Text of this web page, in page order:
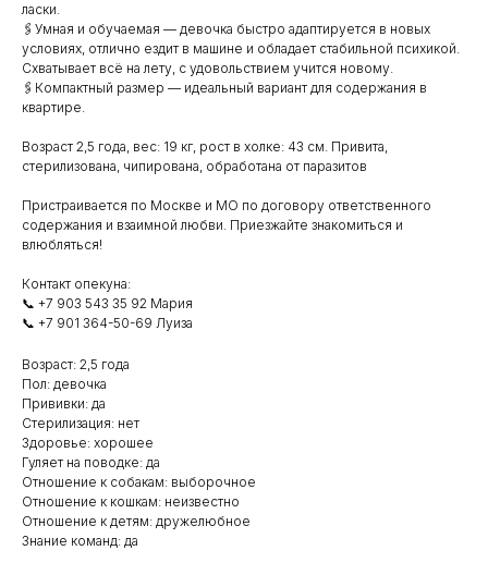
ласки.
🖇️Умная и обучаемая — девочка быстро адаптируется в новых
условиях, отлично ездит в машине и обладает стабильной психикой.
Схватывает всё на лету, с удовольствием учится новому.
🖇️Компактный размер — идеальный вариант для содержания в
квартире.
Возраст 2,5 года, вес: 19 кг, рост в холке: 43 см. Привита,
стерилизована, чипирована, обработана от паразитов
Пристраивается по Москве и МО по договору ответственного
содержания и взаимной любви. Приезжайте знакомиться и
влюбляться!
Контакт опекуна:
📞 +7 903 543 35 92 Мария
📞 +7 901 364-50-69 Луиза
Возраст: 2,5 года
Пол: девочка
Прививки: да
Стерилизация: нет
Здоровье: хорошее
Гуляет на поводке: да
Отношение к собакам: выборочное
Отношение к кошкам: неизвестно
Отношение к детям: дружелюбное
Знание команд: да